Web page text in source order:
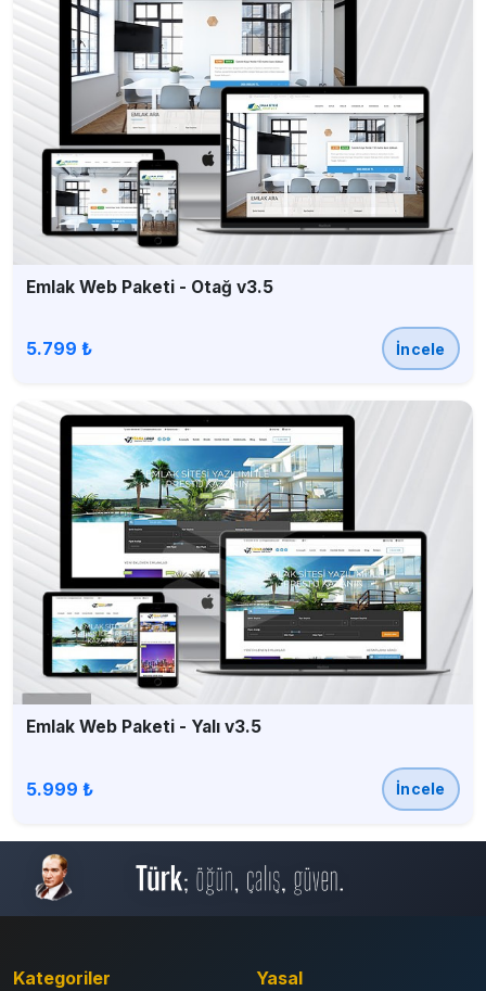
Emlak Web Paketi - Otağ v3.5
5.799 ₺ İncele
Emlak Web Paketi - Yalı v3.5
5.999 ₺ İncele
Kategoriler
Yasal